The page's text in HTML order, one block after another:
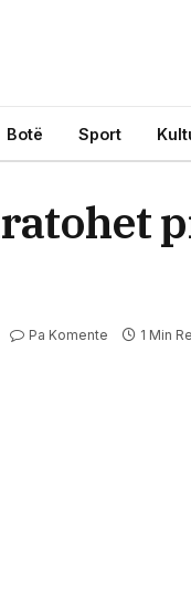
Botë Sport
Pa Komente 1 Min